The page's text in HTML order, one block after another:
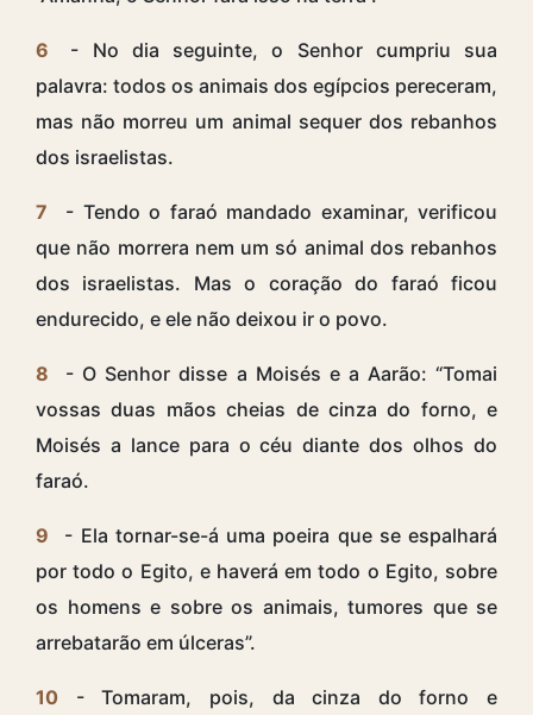
6
- No dia seguinte, o Senhor cumpriu sua
palavra: todos os animais dos egípcios pereceram,
mas não morreu um animal sequer dos rebanhos
dos israelistas.
7
- Tendo o faraó mandado examinar, verificou
que não morrera nem um só animal dos rebanhos
dos israelistas. Mas o coração do faraó ficou
endurecido, e ele não deixou ir o povo.
8
- O Senhor disse a Moisés e a Aarão: “Tomai
vossas duas mãos cheias de cinza do forno, e
Moisés a lance para o céu diante dos olhos do
faraó.
9
- Ela tornar-se-á uma poeira que se espalhará
por todo o Egito, e haverá em todo o Egito, sobre
os homens e sobre os animais, tumores que se
arrebatarão em úlceras”.
10 - Tomaram, pois, da cinza do forno e